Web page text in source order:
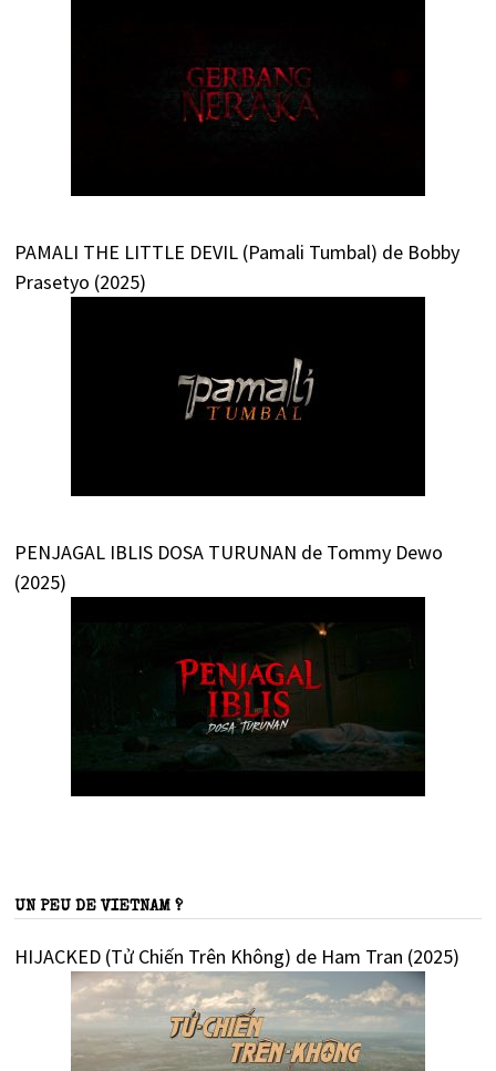
PAMALI THE LITTLE DEVIL (Pamali Tumbal) de Bobby
Prasetyo (2025)
PENJAGAL IBLIS DOSA TURUNAN de Tommy Dewo
(2025)
UN PEU DE VIETNAM ?
HIJACKED (Tử Chiến Trên Không) de Ham Tran (2025)